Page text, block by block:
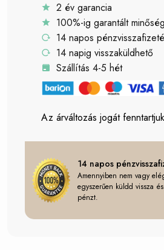
2 év garancia
100%-ig garantált minőség
14 napos
14 napig visszaküldhető
Szállítás 4-5 hét
Az árváltozás jogát
14 napos
Amennyiben nem vagy
egyszerűen küldd vissza
pénzt.